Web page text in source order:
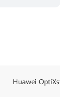
Huawei OptiXstar